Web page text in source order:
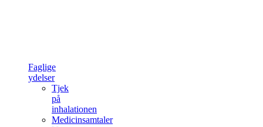
Faglige
ydelser
Tjek
på
inhalationen
Medicinsamtaler